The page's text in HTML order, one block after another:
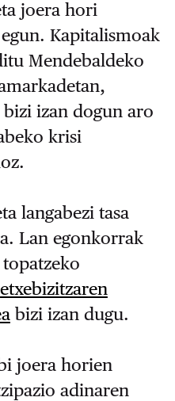
joera hori
Kapitalismoak
Mendebaldeko
izan dogun aro
krisi
langabezi tasa
Lan egonkorrak
etxebizitzaren
bizi izan dugu.
joera horien
adinaren